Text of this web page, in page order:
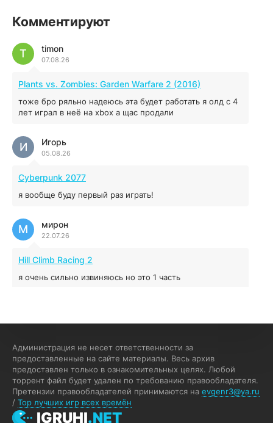
illWill
04.12.2025
MAFIA: THE OLD COUNTRY
44.98 ГБ 2025
04.12.2025
Red Chaos - The Strict Order
04.12.2025
16.95 ГБ
04.12.2025
Комментируют
timon
07.08.26
T
Plants vs. Zombies: Garden Warfare 2 (2016)
тоже бро ряльно надеюсь эта будет работать я олд с 4
лет играл в неё на xbox а щас продали
Игорь
05.08.26
И
Cyberpunk 2077
я вообще буду первый раз играть!
мирон
22.07.26
М
Hill Climb Racing 2
я очень сильно извиняюсь но это 1 часть
если эта для пс а не для пк какого лешего вы пишите
на пк !!!!! Сука ебланойды космические вы напишите
блять на пк с установлением Эмулятора сука калеки на
мозг блять последней стадии
Fannie
F IGRUHI.NET
Администрация не несет ответственности за
предоставленные на сайте материалы. Весь архив
предоставлен только в ознакомительных целях. Любой
торрент файл будет удален по требованию правообладателя.
Претензии правообладателей принимаются на evgenr3@ya.ru
/ Top лучших игр всех времён